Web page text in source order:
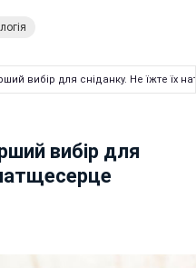
вибір для сніданку. Не їжте їх
вибір для